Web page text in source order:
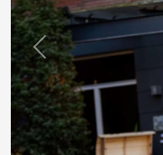
Zurück